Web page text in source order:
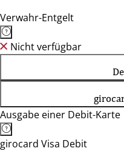
Verwahr-Entgelt
Nicht verfügbar
Ausgabe einer Debit-Karte
girocard Visa Debit